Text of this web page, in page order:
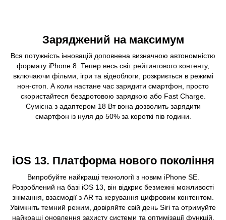
Заряджений на максимум
Вся потужність інновацій доповнена визначною автономністю
формату iPhone 8. Тепер весь світ рейтингового контенту,
включаючи фільми, ігри та відеоблоги, розкриється в режимі
нон-стоп. А коли настане час зарядити смартфон, просто
скористайтеся бездротовою зарядкою або Fast Charge.
Сумісна з адаптером 18 Вт вона дозволить зарядити
смартфон із нуля до 50% за короткі пів години.
iOS 13. Платформа нового покоління
Випробуйте найкращі технології з новим iPhone SE.
Розроблений на базі iOS 13, він відкриє безмежні можливості
знімання, взаємодії з AR та керування цифровим контентом.
Увімкніть темний режим, довіряйте свій день Siri та отримуйте
найкращі оновлення захисту системи та оптимізації функцій.